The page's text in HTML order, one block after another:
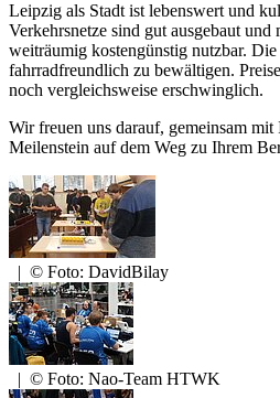
Leipzig als Stadt ist lebenswert und
Verkehrsnetze sind gut ausgebaut und
weiträumig kostengünstig nutzbar.
fahrradfreundlich zu bewältigen.
noch vergleichsweise erschwinglich.
Wir freuen uns darauf, gemeinsam mit
Meilenstein auf dem Weg zu Ihrem
| © Foto: DavidBilay
| © Foto: Nao-Team HTWK